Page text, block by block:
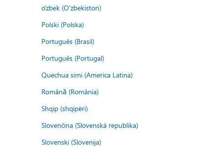
o'zbek (O'zbekiston)
Polski (Polska)
Português (Brasil)
Português (Portugal)
Quechua simi (America Latina)
Română (România)
Shqip (shqipëri)
Slovenčina (Slovenská republika)
Slovenski (Slovenija)